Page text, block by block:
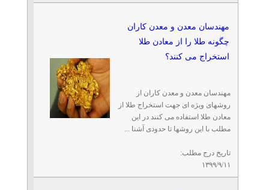
مهندسان معدن و معدن کاران
چگونه طلا را از معادن طلا
استخراج می کنند؟
مهندسان معدن و معدن کاران از
روشهای ویژه ای جهت استخراج طلا از
معادن طلا استفاده می کنند در این
مطلب با این روشها تا حدودی آشنا ...
تاریخ درج مطلب:
۱۳۹۹/۹/۱۱